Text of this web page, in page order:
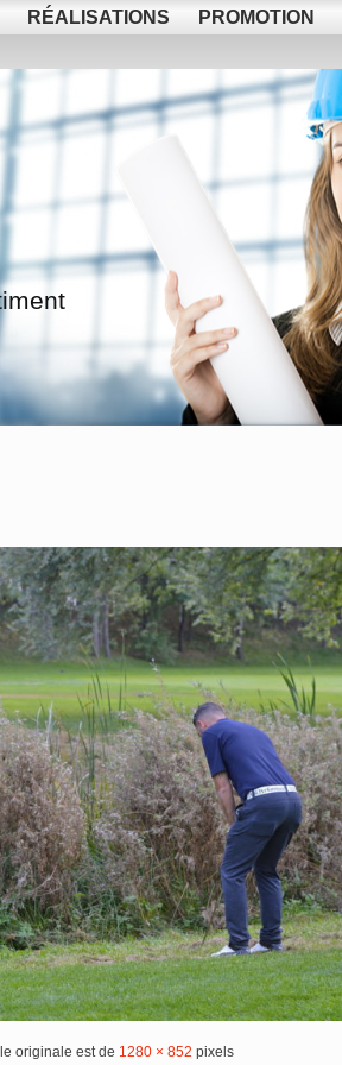
RÉALISATIONS PROMOTION
originale est de 1280 × 852 pixels